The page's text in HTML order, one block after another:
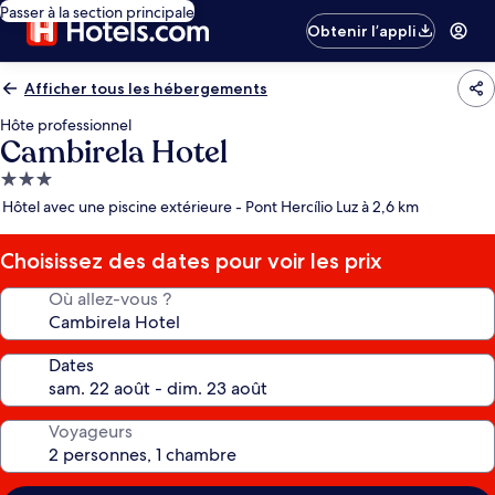
Passer à la section principale
Obtenir l’appli
Afficher tous les hébergements
Hôte professionnel
Cambirela Hotel
Hébergement
3.0 étoiles
Hôtel avec une piscine extérieure - Pont Hercílio Luz à 2,6 km
Choisissez des dates pour voir les prix
Où allez-vous ?
Dates
Voyageurs